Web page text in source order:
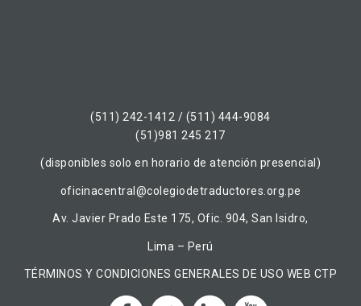
(511) 242-1412 / (511) 444-9084
(51)981 245 217
(disponibles solo en horario de atención presencial)
oficinacentral@colegiodetraductores.org.pe
Av. Javier Prado Este 175, Ofic. 904, San Isidro,
Lima – Perú
TÉRMINOS Y CONDICIONES GENERALES DE USO WEB CTP